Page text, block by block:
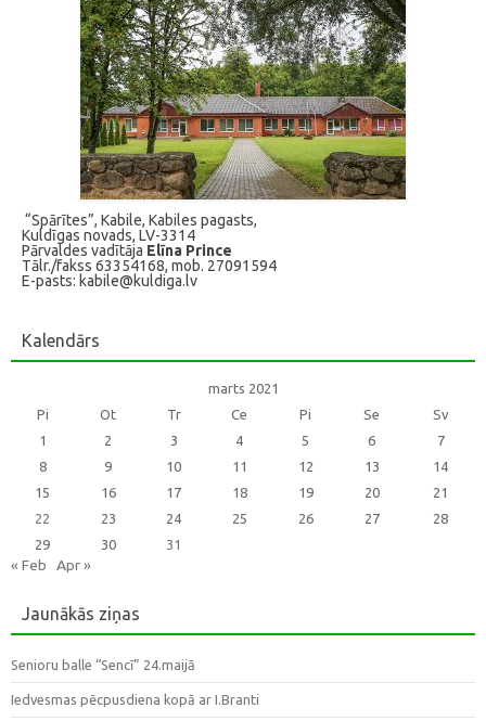
“Spārītes”, Kabile, Kabiles pagasts,
Kuldīgas novads, LV-3314
Pārvaldes vadītāja Elīna Prince
Tālr./fakss 63354168, mob. 27091594
E-pasts: kabile@kuldiga.lv
Kalendārs
marts 2021
Pi
Ot Tr Ce Pi Se
Sv
1
2 3 4 5 6
7
8
9 10 11 12 13
14
15
16 17 18 19 20
21
22
23 24 25 26 27
28
29
30 31
« Feb Apr »
Jaunākās ziņas
Senioru balle “Sencī” 24.maijā
Iedvesmas pēcpusdiena kopā ar I.Branti